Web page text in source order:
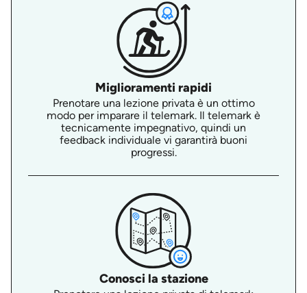
Miglioramenti rapidi
Prenotare una lezione privata è un ottimo
modo per imparare il telemark. Il telemark è
tecnicamente impegnativo, quindi un
feedback individuale vi garantirà buoni
progressi.
Conosci la stazione